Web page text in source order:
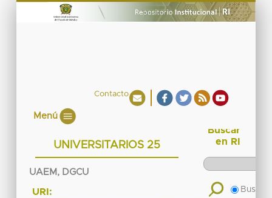
Contacto
Menú
UNIVERSITARIOS 25
UAEM, DGCU
URI:
Buscar
en RI
Buscar